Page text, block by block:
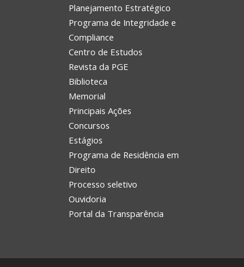
Planejamento Estratégico
Programa de Integridade e
Compliance
Centro de Estudos
Revista da PGE
Biblioteca
Memorial
Principais Ações
Concursos
Estágios
Programa de Residência em
Direito
Processo seletivo
Ouvidoria
Portal da Transparência